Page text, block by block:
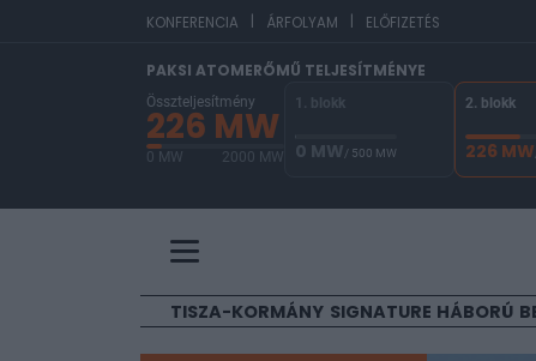
KONFERENCIA | ÁRFOLYAM | ELŐFIZETÉS
PAKSI ATOMERŐMŰ TELJESÍTMÉNYE
Összteljesítmény
226 MW
0 MW 2000 MW
1. blokk
0 MW/ 500 MW
2. blokk
226 MW
TISZA-KORMÁNY SIGNATURE HÁBORÚ